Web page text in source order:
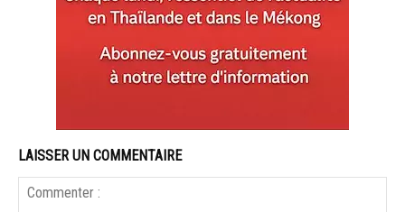
LAISSER UN COMMENTAIRE